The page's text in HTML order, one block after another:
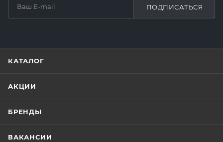
ПОДПИСАТЬСЯ
КАТАЛОГ
АКЦИИ
БРЕНДЫ
ВАКАНСИИ